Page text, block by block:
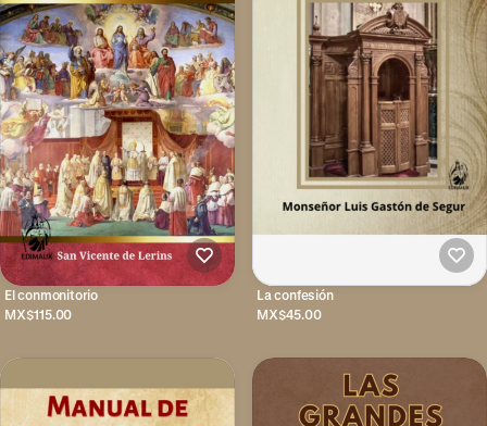
El conmonitorio
MX$115.00
La confesión
MX$45.00